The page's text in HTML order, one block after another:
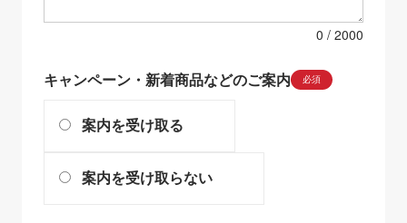
0
キャンペーン・新着商品などのご案内 必須
案内を受け取る
案内を受け取らない